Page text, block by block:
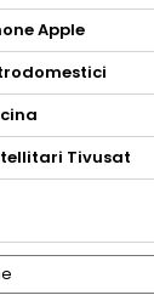
Apple
Tivusat